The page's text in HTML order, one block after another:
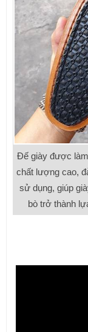
Đế giày được
chất lượng cao,
sử dụng, giúp
bò trở thành